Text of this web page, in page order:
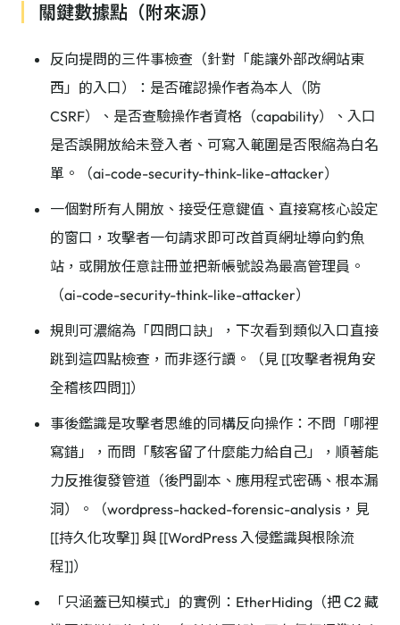
關鍵數據點（附來源）
反向提問的三件事檢查（針對「能讓外部改網站東
西」的入口）：是否確認操作者為本人（防
CSRF）、是否查驗操作者資格（capability）、入口
是否誤開放給未登入者、可寫入範圍是否限縮為白名
單。（ai-code-security-think-like-attacker）
一個對所有人開放、接受任意鍵值、直接寫核心設定
的窗口，攻擊者一句請求即可改首頁網址導向釣魚
站，或開放任意註冊並把新帳號設為最高管理員。
（ai-code-security-think-like-attacker）
規則可濃縮為「四問口訣」，下次看到類似入口直接
跳到這四點檢查，而非逐行讀。（見 [[攻擊者視角安
全稽核四問]]）
事後鑑識是攻擊者思維的同構反向操作：不問「哪裡
寫錯」，而問「駭客留了什麼能力給自己」，順著能
力反推復發管道（後門副本、應用程式密碼、根本漏
洞）。（wordpress-hacked-forensic-analysis，見
[[持久化攻擊]] 與 [[WordPress 入侵鑑識與根除流
程]]）
「只涵蓋已知模式」的實例：EtherHiding（把 C2 藏